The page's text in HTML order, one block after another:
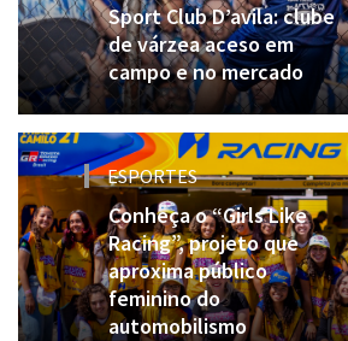
Sport Club D’avila: clube
de várzea aceso em
campo e no mercado
ESPORTES
Conheça o “Girls Like
Racing”, projeto que
aproxima público
feminino do
automobilismo